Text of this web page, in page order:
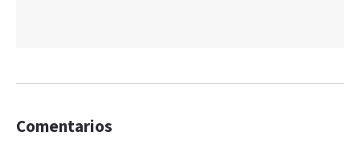
Comentarios